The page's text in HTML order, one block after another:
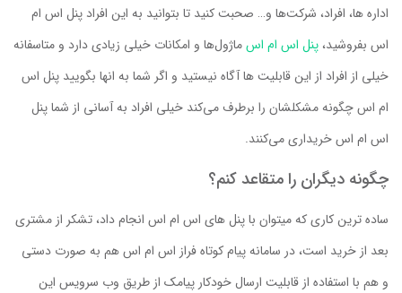
اداره ها، افراد، شرکت‌ها و… صحبت کنید تا بتوانید به این افراد پنل اس ام
اس بفروشید، پنل اس ام اسماژول‌ها و امکانات خیلی زیادی دارد و متاسفانه
خیلی از افراد از این قابلیت ها آگاه نیستید و اگر شما به انها بگویید پنل اس
ام اس چگونه مشکلشان را برطرف می‌کند خیلی افراد به آسانی از شما پنل
اس ام اس خریداری می‌کنند.
چگونه دیگران را متقاعد کنم؟
ساده ترین کاری که میتوان با پنل های اس ام اس انجام داد، تشکر از مشتری
بعد از خرید است، در سامانه پیام کوتاه فراز اس ام اس هم به صورت دستی
و هم با استفاده از قابلیت ارسال خودکار پیامک از طریق وب سرویس این